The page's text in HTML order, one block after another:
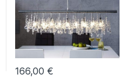
166,00€